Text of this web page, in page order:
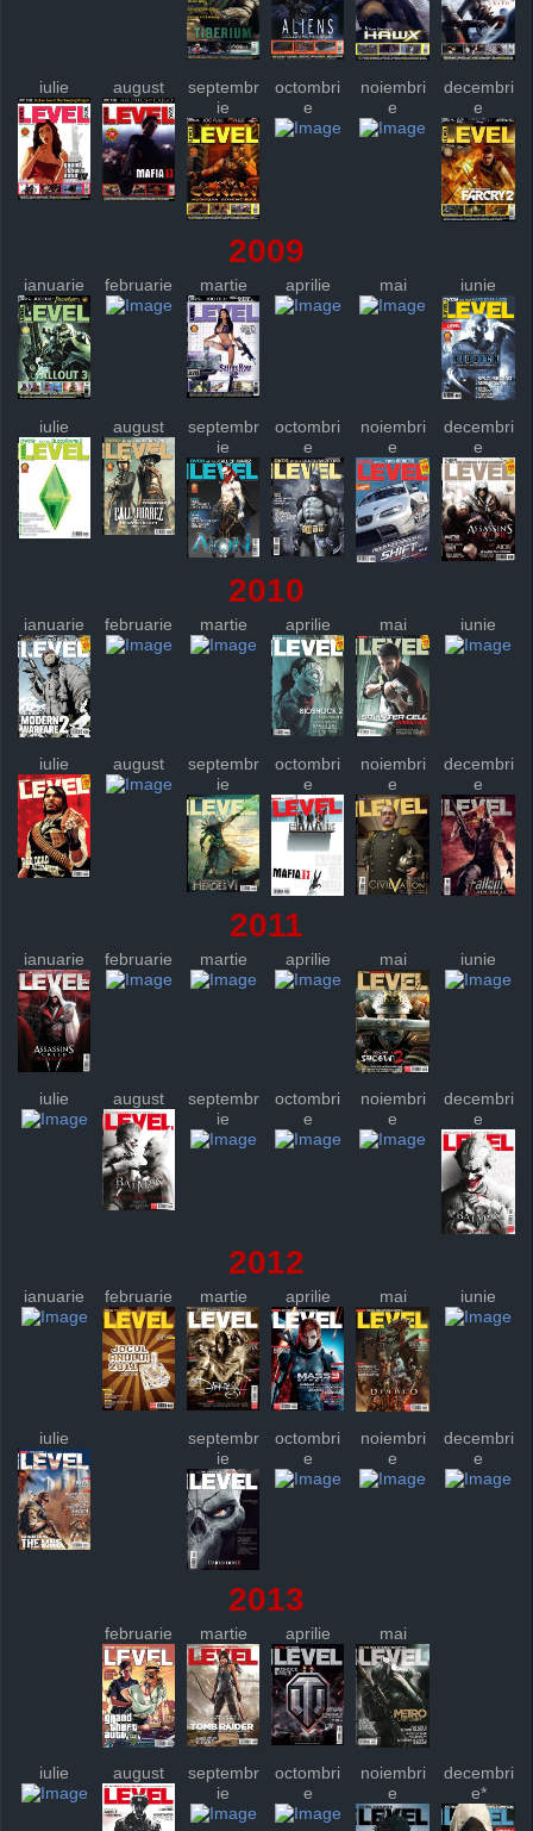
iulie august
septembr
ie
octombri
e
noiembri
e
decembri
e
2009
ianuarie februarie martie aprilie mai iunie
iulie august
septembr
ie
octombri
e
noiembri
e
decembri
e
2010
ianuarie februarie martie aprilie mai iunie
iulie august
septembr
ie
octombri
e
noiembri
e
decembri
e
2011
ianuarie februarie martie aprilie mai iunie
iulie august
septembr
ie
octombri
e
noiembri
e
decembri
e
2012
ianuarie februarie martie aprilie mai iunie
iulie
septembr
ie
octombri
e
noiembri
e
decembri
e
2013
februarie martie aprilie mai
iulie august
septembr
ie
octombri
e
noiembri
e
decembri
e*